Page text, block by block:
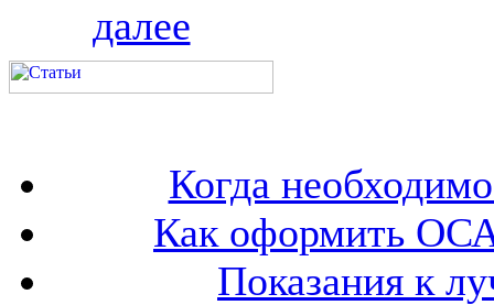
далее
Когда
Как оформить
Показания к